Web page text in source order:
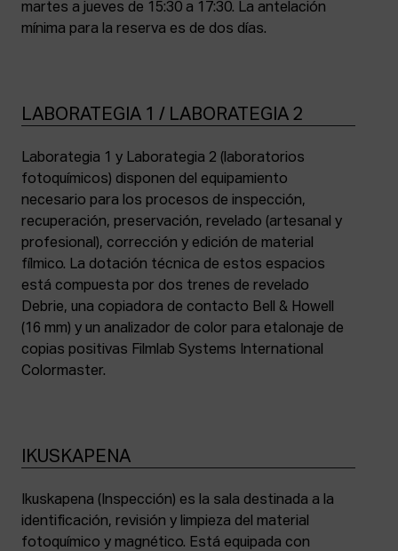
martes a jueves de 15:30 a 17:30. La antelación
mínima para la reserva es de dos días.
LABORATEGIA 1 / LABORATEGIA 2
Laborategia 1 y Laborategia 2 (laboratorios
fotoquímicos) disponen del equipamiento
necesario para los procesos de inspección,
recuperación, preservación, revelado (artesanal y
profesional), corrección y edición de material
fílmico. La dotación técnica de estos espacios
está compuesta por dos trenes de revelado
Debrie, una copiadora de contacto Bell & Howell
(16 mm) y un analizador de color para etalonaje de
copias positivas Filmlab Systems International
Colormaster.
IKUSKAPENA
Ikuskapena (Inspección) es la sala destinada a la
identificación, revisión y limpieza del material
fotoquímico y magnético. Está equipada con